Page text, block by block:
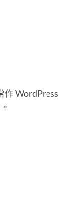
作 WordPress